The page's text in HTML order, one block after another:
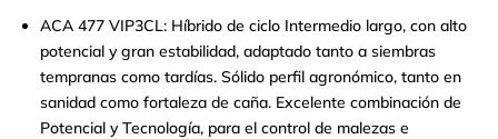
ACA 477 VIP3CL: Híbrido de ciclo Intermedio largo, con alto
potencial y gran estabilidad, adaptado tanto a siembras
tempranas como tardías. Sólido perfil agronómico, tanto en
sanidad como fortaleza de caña. Excelente combinación de
Potencial y Tecnología, para el control de malezas e